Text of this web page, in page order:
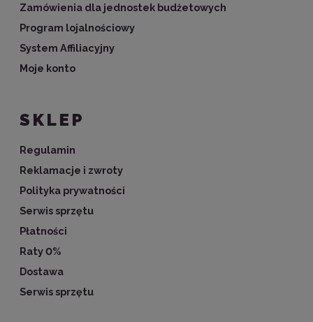
Zamówienia dla jednostek budżetowych
Program lojalnościowy
System Affiliacyjny
Moje konto
SKLEP
Regulamin
Reklamacje i zwroty
Polityka prywatności
Serwis sprzętu
Płatności
Raty 0%
Dostawa
Serwis sprzętu